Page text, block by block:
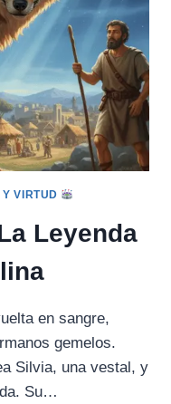
VIRTUD
Leyenda
en sangre,
gemelos.
Silvia, una vestal, y
Su…